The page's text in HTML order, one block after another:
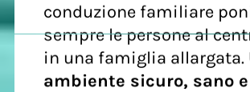
conduzione familiare
sempre le persone al
in una famiglia allargata.
ambiente sicuro, sano e